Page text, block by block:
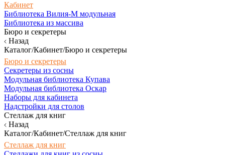
Кабинет
Библиотека Вилия-М модульная
Библиотека из массива
Бюро и секретеры
Назад
Каталог/Кабинет/Бюро и секретеры
Бюро и секретеры
Секретеры из сосны
Модульная библиотека Купава
Модульная библиотека Оскар
Наборы для кабинета
Надстройки для столов
Стеллаж для книг
Назад
Каталог/Кабинет/Стеллаж для книг
Стеллаж для книг